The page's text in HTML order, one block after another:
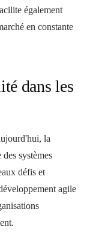
également
en constante
dans les
la
systèmes
défis et
agile